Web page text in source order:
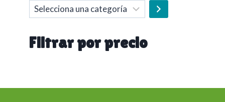
Selecciona
una
Filtrar por precio